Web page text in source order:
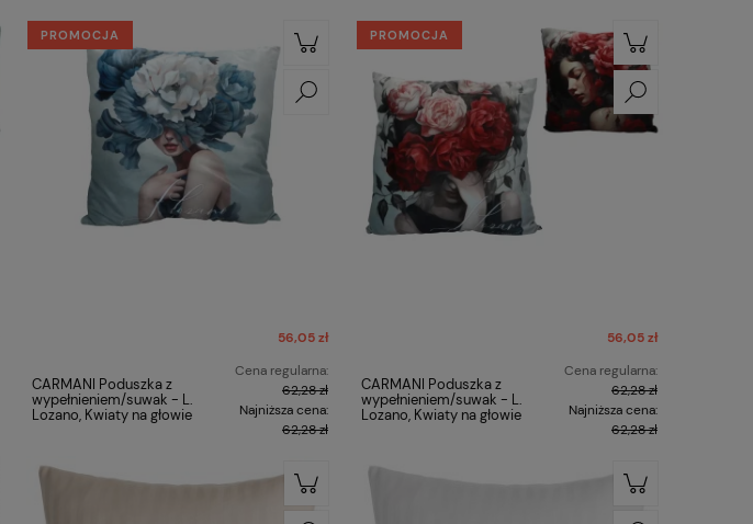
CARMANI Poduszka z
wypełnieniem/suwak - L.
Lozano, Kwiaty na głowie
56,05 zł
Cena regularna:
62,28 zł
Najniższa cena:
62,28 zł
PROMOCJA
CARMANI Poduszka z
wypełnieniem/suwak - L.
Lozano, Kwiaty na głowie
56,05 zł
Cena regularna:
62,28 zł
Najniższa cena:
62,28 zł
PROMOCJA